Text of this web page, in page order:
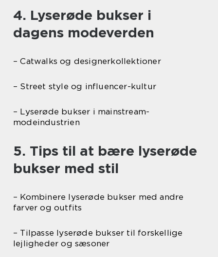
4. Lyserøde bukser i
dagens modeverden
– Catwalks og designerkollektioner
– Street style og influencer-kultur
– Lyserøde bukser i mainstream-
modeindustrien
5. Tips til at bære lyserøde
bukser med stil
– Kombinere lyserøde bukser med andre
farver og outfits
– Tilpasse lyserøde bukser til forskellige
lejligheder og sæsoner